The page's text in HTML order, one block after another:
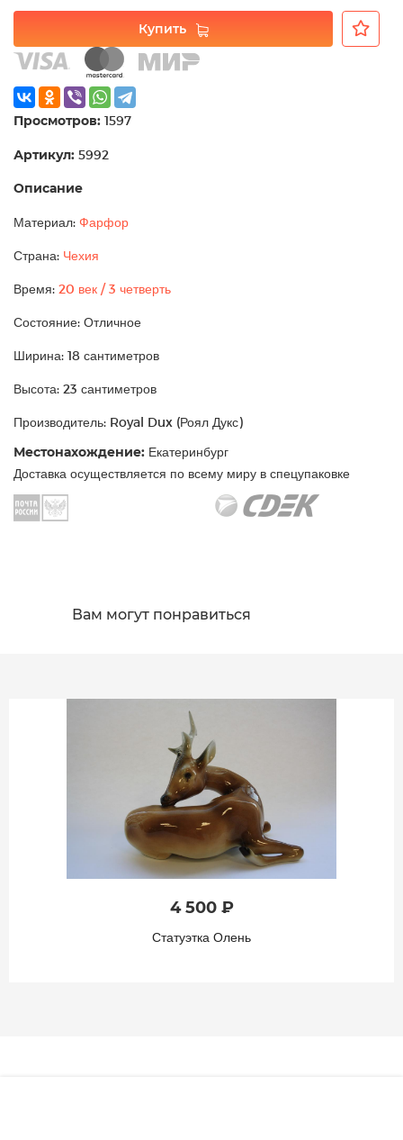
Купить
Просмотров: 1597
Артикул: 5992
Описание
Материал: Фарфор
Страна: Чехия
Время: 20 век / 3 четверть
Состояние: Отличное
Ширина: 18 сантиметров
Высота: 23 сантиметров
Производитель: Royal Dux (Роял Дукс)
Местонахождение: Екатеринбург
Доставка осуществляется по всему миру в спецупаковке
Вам могут понравиться
4 500 ₽
Статуэтка Олень